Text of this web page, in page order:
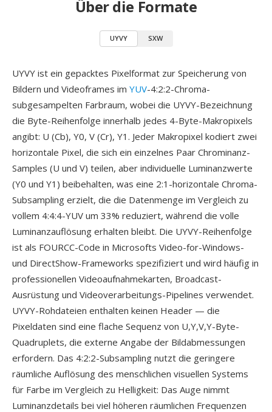
Über die Formate
UYVY SXW
UYVY ist ein gepacktes Pixelformat zur Speicherung von
Bildern und Videoframes im YUV-4:2:2-Chroma-
subgesampelten Farbraum, wobei die UYVY-Bezeichnung
die Byte-Reihenfolge innerhalb jedes 4-Byte-Makropixels
angibt: U (Cb), Y0, V (Cr), Y1. Jeder Makropixel kodiert zwei
horizontale Pixel, die sich ein einzelnes Paar Chrominanz-
Samples (U und V) teilen, aber individuelle Luminanzwerte
(Y0 und Y1) beibehalten, was eine 2:1-horizontale Chroma-
Subsampling erzielt, die die Datenmenge im Vergleich zu
vollem 4:4:4-YUV um 33% reduziert, während die volle
Luminanzauflösung erhalten bleibt. Die UYVY-Reihenfolge
ist als FOURCC-Code in Microsofts Video-for-Windows-
und DirectShow-Frameworks spezifiziert und wird häufig in
professionellen Videoaufnahmekarten, Broadcast-
Ausrüstung und Videoverarbeitungs-Pipelines verwendet.
UYVY-Rohdateien enthalten keinen Header — die
Pixeldaten sind eine flache Sequenz von U,Y,V,Y-Byte-
Quadruplets, die externe Angabe der Bildabmessungen
erfordern. Das 4:2:2-Subsampling nutzt die geringere
räumliche Auflösung des menschlichen visuellen Systems
für Farbe im Vergleich zu Helligkeit: Das Auge nimmt
Luminanzdetails bei viel höheren räumlichen Frequenzen